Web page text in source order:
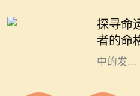
探寻命
者的命
量，
样充满
命理学，
中的发...